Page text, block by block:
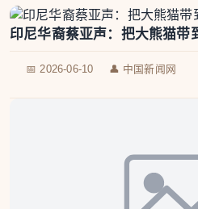
印尼华裔蔡亚声：把大熊猫带
📅 2026-06-10 👤 中国新闻网